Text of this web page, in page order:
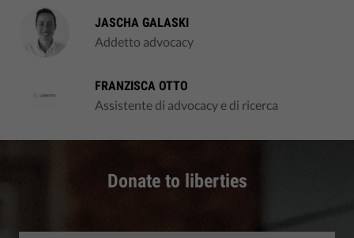
JASCHA GALASKI
Addetto advocacy
FRANZISCA OTTO
Assistente di advocacy e di ricerca
Donate to liberties